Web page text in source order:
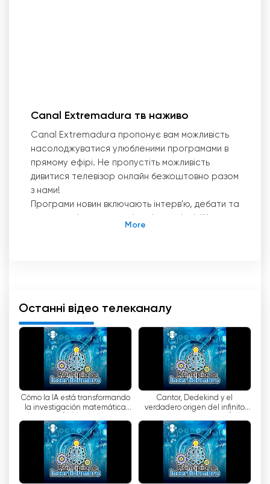
Canal Extremadura тв наживо
Canal Extremadura пропонує вам можливість
насолоджуватися улюбленими програмами в
прямому ефірі. Не пропустіть можливість
дивитися телевізор онлайн безкоштовно разом
з нами!
Програми новин включають інтерв'ю, дебати та
Канал також має широкий спектр культурних
та інформаційних програм, таких як Pueblo a
pueblo, програма, яка подорожує
муніципалітетами Естремадури, щоб
продемонструвати їхню історію, спадщину та
традиції. Він також транслює гастрономічні
програми, такі як Cocina de Extremadura, де
показані найбільш типові рецепти регіону.
Крім того, Canal Extremadura Televisión
прагне розвивати власне виробництво та
привертати увагу до талантів і творчих
особистостей регіону. Його розклад включає
такі програми, як Extremadura en corto, що
Останні відео телеканалу
Cómo la IA está transformando
la investigación matemática
Cantor, Dedekind y el
verdadero origen del infinito
(02/08/2026)